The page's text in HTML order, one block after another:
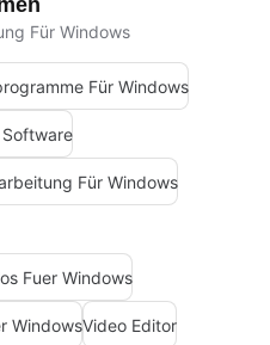
Für Windows
Für Windows
Für Windows
Fuer Windows
WindowsVideo Editor